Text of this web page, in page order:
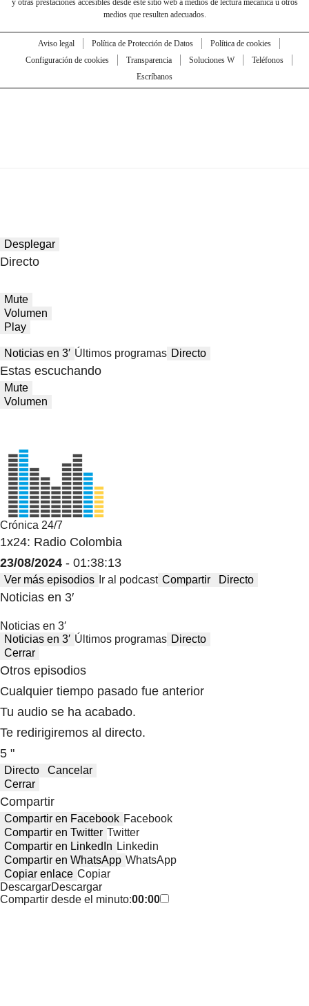
medios que resulten adecuados.
Aviso legal Política de Protección de Datos
Política de cookies
Configuración de cookies
Transparencia Soluciones W
Teléfonos
Escríbanos
Desplegar
Directo
Mute
Volumen
Play
Noticias en 3′ Últimos programas Directo
Estas escuchando
Mute
Volumen
Crónica 24/7
1x24: Radio Colombia
23/08/2024 - 01:38:13
Ver más episodios Ir al podcast Compartir Directo
Noticias en 3′
Noticias en 3′
Noticias en 3′ Últimos programas Directo
Cerrar
Otros episodios
Cualquier tiempo pasado fue anterior
Tu audio se ha acabado.
Te redirigiremos al directo.
5 "
Directo
Cancelar
Cerrar
Compartir
Compartir en Facebook Facebook
Compartir en Twitter Twitter
Compartir en LinkedIn Linkedin
Compartir en WhatsApp WhatsApp
Copiar enlace Copiar
DescargarDescargar
Compartir desde el minuto:00:00